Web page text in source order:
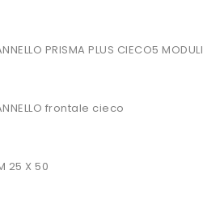
FORO 20mm
PRISMA PLUS CIECO5 MODULI
frontale cieco
25 X 50